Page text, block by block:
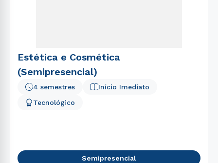
Estética e Cosmética
(Semipresencial)
Início Imediato
Tecnológico
4 semestres
Semipresencial